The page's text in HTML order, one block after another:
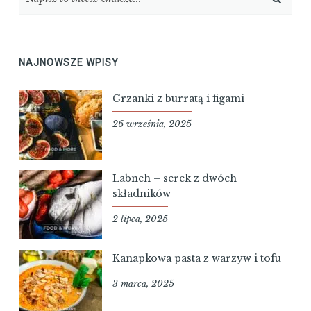
NAJNOWSZE WPISY
Grzanki z burratą i figami
26 września, 2025
Labneh – serek z dwóch
składników
2 lipca, 2025
Kanapkowa pasta z warzyw i tofu
3 marca, 2025